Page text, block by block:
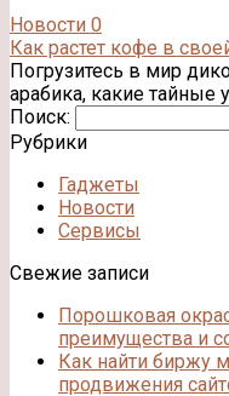
Новости 0
Как растет кофе в
Погрузитесь в мир
арабика, какие тайные
Поиск:
Рубрики
Гаджеты
Новости
Сервисы
Свежие записи
Порошковая
преимущества и
Как найти биржу
продвижения